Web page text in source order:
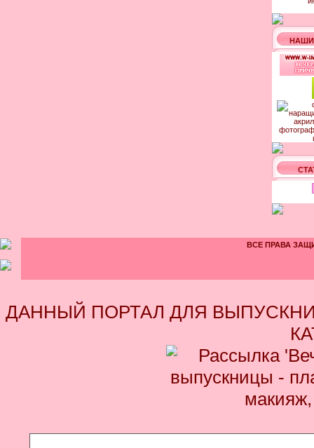
ВСЕ ПРАВА
ДАННЫЙ ПОРТАЛ ДЛЯ